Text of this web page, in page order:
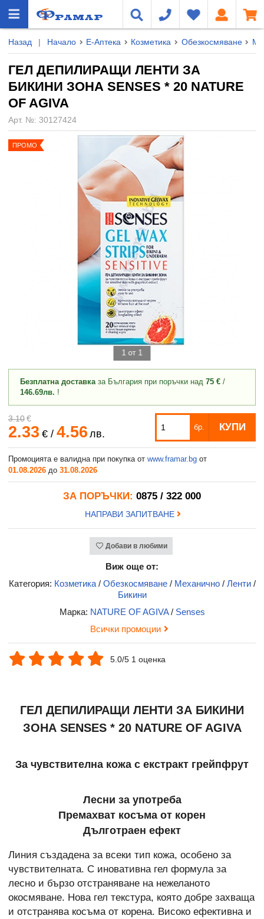
Назад | Начало Е-Аптека Козметика Обезкосмяване
ГЕЛ ДЕПИЛИРАЩИ ЛЕНТИ ЗА
БИКИНИ ЗОНА SENSES * 20 NATURE
OF AGIVA
Арт. №: 30127424
1 от 1
ПРОМО
Безплатна доставказа България при поръчки над 75 € /
146.69лв. !
3.10 €
2.33 €/ 4.56 лв.
бр. КУПИ
Промоцията е валидна при покупка от www.framar.bg от
01.08.2026 до 31.08.2026
ЗА ПОРЪЧКИ: 0875 / 322 000
НАПРАВИ ЗАПИТВАНЕ
Добави в любими
Виж още от:
Категория: Козметика/ Обезкосмяване/ Механично/ Ленти/
Бикини
Марка: NATURE OF AGIVA/ Senses
Всички промоции
5.0/5 1 оценка
ГЕЛ ДЕПИЛИРАЩИ ЛЕНТИ ЗА БИКИНИ
ЗОНА SENSES * 20 NATURE OF AGIVA
За чувствителна кожа с екстракт грейпфрут
Лесни за употреба
Премахват косъма от корен
Дълготраен ефект
Линия създадена за всеки тип кожа, особено за
чувствителната. С иновативна гел формула за
лесно и бързо отстраняване на нежеланото
окосмяване. Нова гел текстура, която добре захваща
и отстранява косъма от корена. Високо ефективна и